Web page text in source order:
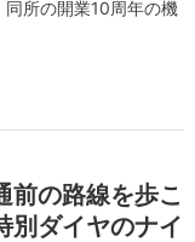
所の開業10周年の機
前の路線を歩こ
別ダイヤのナイ